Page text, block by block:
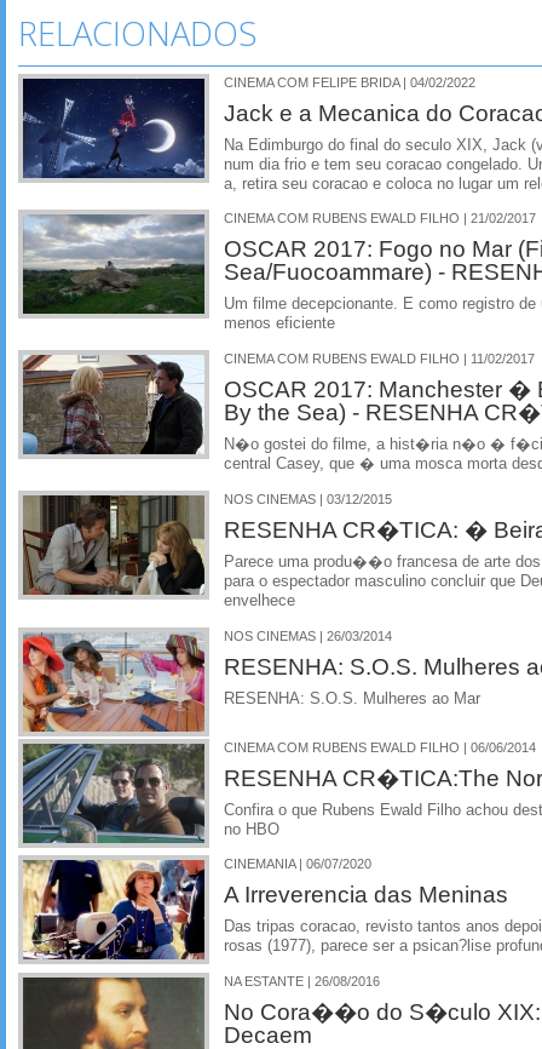
RELACIONADOS
CINEMA COM FELIPE BRIDA | 04/02/2022
Jack e a Mecanica do
Na Edimburgo do final do seculo XIX, Jack
num dia frio e tem seu coracao congelado.
a, retira seu coracao e coloca no lugar um
CINEMA COM RUBENS EWALD FILHO | 21/02/2017
OSCAR 2017: Fogo no Mar
Sea/Fuocoammare) -
Um filme decepcionante. E como registro
menos eficiente
CINEMA COM RUBENS EWALD FILHO | 11/02/2017
OSCAR 2017: Manchester �
By the Sea) - RESENHA
N�o gostei do filme, a hist�ria n�o � f�cil
central Casey, que � uma mosca morta
NOS CINEMAS | 03/12/2015
RESENHA CR�TICA: �
Parece uma produ��o francesa de arte
para o espectador masculino concluir que
envelhece
NOS CINEMAS | 26/03/2014
RESENHA: S.O.S. Mulheres
RESENHA: S.O.S. Mulheres ao Mar
CINEMA COM RUBENS EWALD FILHO | 06/06/2014
RESENHA CR�TICA:The
Confira o que Rubens Ewald Filho achou
no HBO
CINEMANIA | 06/07/2020
A Irreverencia das Meninas
Das tripas coracao, revisto tantos anos
rosas (1977), parece ser a psican?lise
NA ESTANTE | 26/08/2016
No Cora��o do S�culo XIX:
Decaem